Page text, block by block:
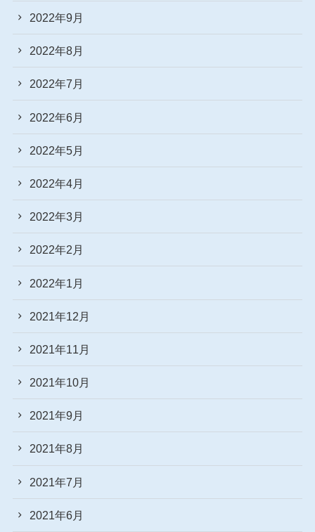
2022年9月
2022年8月
2022年7月
2022年6月
2022年5月
2022年4月
2022年3月
2022年2月
2022年1月
2021年12月
2021年11月
2021年10月
2021年9月
2021年8月
2021年7月
2021年6月